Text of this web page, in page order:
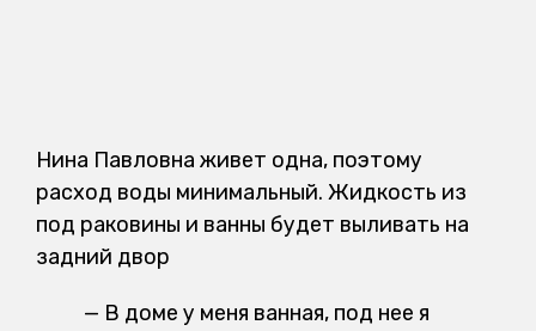
Нина Павловна живет одна, поэтому
расход воды минимальный. Жидкость из
под раковины и ванны будет выливать на
задний двор
— В доме у меня ванная, под нее я